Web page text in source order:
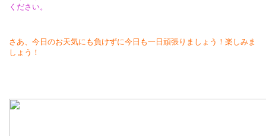
ください。
さあ、 今日のお天気にも負けずに今日も一日頑張りましょう！楽しみま
しょう！